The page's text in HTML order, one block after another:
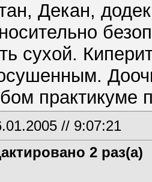
Декан,
сухой.
практикуме
// 9:07:21
2 раз(а)